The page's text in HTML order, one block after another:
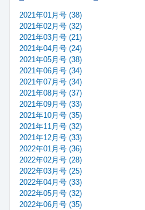
2021年01月号 (38)
2021年02月号 (32)
2021年03月号 (21)
2021年04月号 (24)
2021年05月号 (38)
2021年06月号 (34)
2021年07月号 (34)
2021年08月号 (37)
2021年09月号 (33)
2021年10月号 (35)
2021年11月号 (32)
2021年12月号 (33)
2022年01月号 (36)
2022年02月号 (28)
2022年03月号 (25)
2022年04月号 (33)
2022年05月号 (32)
2022年06月号 (35)